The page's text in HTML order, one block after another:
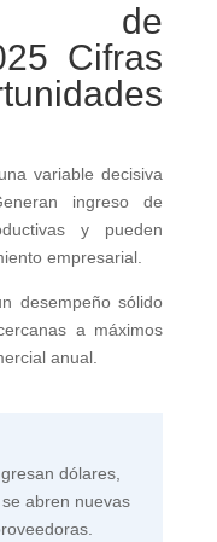
de
Cifras
variable decisiva
ingreso de
y pueden
empresarial.
desempeño sólido
a máximos
anual.
dólares,
abren nuevas